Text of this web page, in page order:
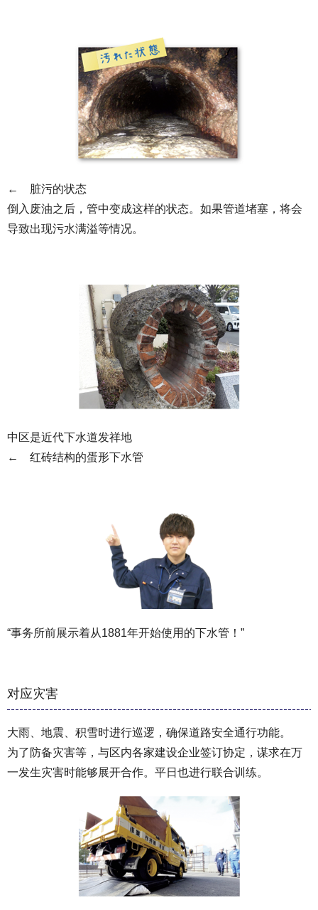
← 脏污的状态
倒入废油之后，管中变成这样的状态。如果管道堵塞，将会
导致出现污水满溢等情况。
中区是近代下水道发祥地
← 红砖结构的蛋形下水管
“事务所前展示着从1881年开始使用的下水管！”
对应灾害
大雨、地震、积雪时进行巡逻，确保道路安全通行功能。
为了防备灾害等，与区内各家建设企业签订协定，谋求在万
一发生灾害时能够展开合作。平日也进行联合训练。